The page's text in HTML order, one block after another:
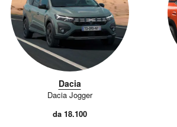
Dacia
Dacia Jogger
da 18.100